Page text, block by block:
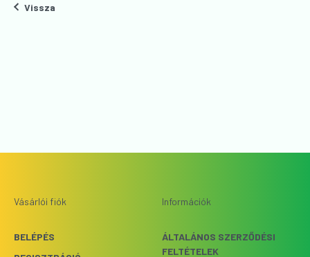
Vissza
Vásárlói fiók
BELÉPÉS
Információk
ÁLTALÁNOS SZERZŐDÉSI
FELTÉTELEK